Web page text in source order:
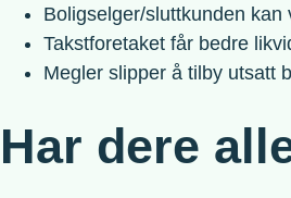
Boligselger/sluttkunden
Takstforetaket får bedre
Megler slipper å tilby utsatt
Har dere